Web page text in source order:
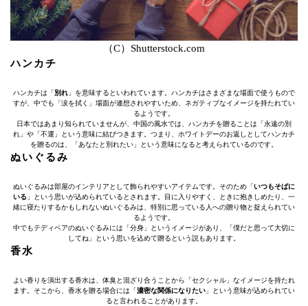
（C）Shutterstock.com
ハンカチ
ハンカチは「別れ 」を意味するといわれています。ハンカチはさまざまな場面で使うもので
すが、中でも「涙を拭く」場面が連想されやすいため、ネガティブなイメージを持たれてい
るようです。
日本ではあまり知られていませんが、中国の風水では、ハンカチを贈ることは「永遠の別
れ」や「不運」という意味に結びつきます。つまり、ホワイトデーのお返しとしてハンカチ
を贈るのは、「あなたと別れたい」という意味になると考えられているのです。
ぬいぐるみ
ぬいぐるみは部屋のインテリアとして飾られやすいアイテムです。そのため「いつもそばに
いる 」という思いが込められているとされます。目に入りやすく、ときに抱きしめたり、一
緒に寝たりするかもしれないぬいぐるみは、特別に思っている人への贈り物と捉えられてい
るようです。
中でもテディベアのぬいぐるみには「分身」というイメージがあり、「僕だと思って大切に
してね」という思いを込めて贈るという説もあります。
香水
よい香りを演出する香水は、体臭と混ざり合うことから「セクシャル」なイメージを持たれ
ます。そこから、香水を贈る場合には「濃密な関係になりたい 」という意味が込められてい
ると言われることがあります。